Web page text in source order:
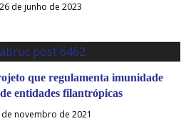
26 de junho de 2023
que regulamenta imunidade
entidades filantrópicas
de novembro de 2021